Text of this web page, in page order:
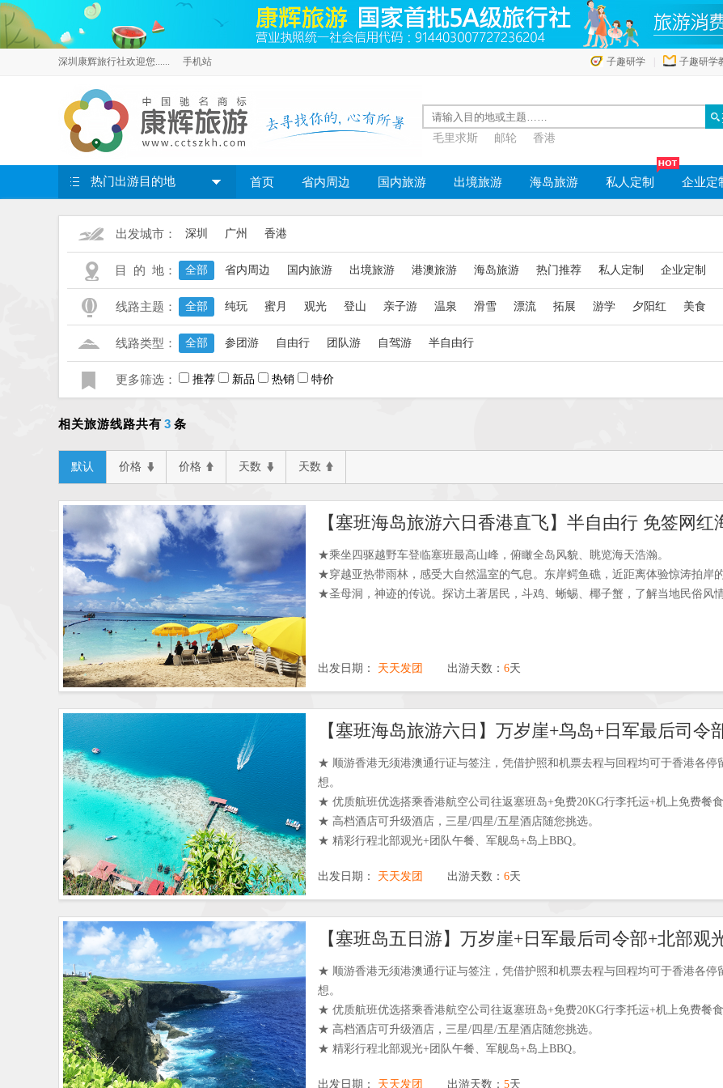
深圳康辉旅行社欢迎您...... 手机站 子趣研学 子趣研学
毛里求斯 邮轮 香港
热门出游目的地 首页 省内周边 国内旅游 出境旅游 海岛旅游 私人定制 企业定
出发城市： 深圳 广州 香港
目 的 地： 全部 省内周边 国内旅游 出境旅游 港澳旅游 海岛旅游 热门推荐 私人定制 企业定制
线路主题： 全部 纯玩 蜜月 观光 登山 亲子游 温泉 滑雪 漂流 拓展 游学 夕阳红 美食
线路类型： 全部 参团游 自由行 团队游 自驾游 半自由行
更多筛选： 推荐 新品 热销 特价
相关旅游线路共有 3 条
默认 价格 价格 天数 天数
出发日期： 天天发团 出游天数： 6天
★乘坐四驱越野车登临塞班最高山峰，俯瞰全岛风貌、眺览海天浩瀚。
★穿越亚热带雨林，感受大自然温室的气息。东岸鳄鱼礁，近距离体验惊涛拍岸的
★圣母洞，神迹的传说。探访土著居民，斗鸡、蜥蜴、椰子蟹，了解当地民俗风情
出发日期： 天天发团 出游天数： 6天
★ 顺游香港无须港澳通行证与签注，凭借护照和机票去程与回程均可于香港各停
想。
★ 优质航班优选搭乘香港航空公司往返塞班岛+免费20KG行李托运+机上免费餐食
★ 高档酒店可升级酒店，三星/四星/五星酒店随您挑选。
★ 精彩行程北部观光+团队午餐、军舰岛+岛上BBQ。
出发日期： 天天发团 出游天数： 5天
★ 顺游香港无须港澳通行证与签注，凭借护照和机票去程与回程均可于香港各停
想。
★ 优质航班优选搭乘香港航空公司往返塞班岛+免费20KG行李托运+机上免费餐食
★ 高档酒店可升级酒店，三星/四星/五星酒店随您挑选。
★ 精彩行程北部观光+团队午餐、军舰岛+岛上BBQ。